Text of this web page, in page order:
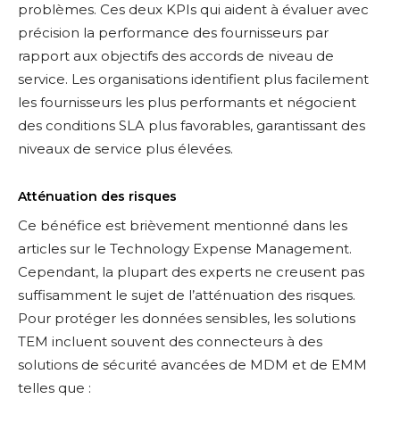
problèmes. Ces deux KPIs qui aident à évaluer avec
précision la performance des fournisseurs par
rapport aux objectifs des accords de niveau de
service. Les organisations identifient plus facilement
les fournisseurs les plus performants et négocient
des conditions SLA plus favorables, garantissant des
niveaux de service plus élevées.
Atténuation des risques
Ce bénéfice est brièvement mentionné dans les
articles sur le Technology Expense Management.
Cependant, la plupart des experts ne creusent pas
suffisamment le sujet de l’atténuation des risques.
Pour protéger les données sensibles, les solutions
TEM incluent souvent des connecteurs à des
solutions de sécurité avancées de MDM et de EMM
telles que :